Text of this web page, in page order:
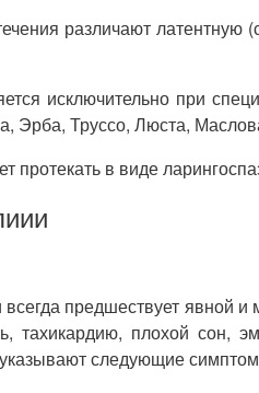
различают
исключительно при
Эрба, Труссо, Люста,
в виде
предшествует явной
тахикардию, плохой сон,
следующие